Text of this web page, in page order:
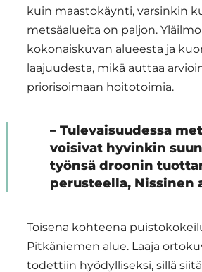
kuin maastokäynti, varsinkin
metsäalueita on paljon.
kokonaiskuvan alueesta ja
laajuudesta, mikä auttaa
priorisoimaan hoitotoimia.
– Tulevaisuudessa
voisivat hyvinkin
työnsä droonin
perusteella, Nissinen
Toisena kohteena
Pitkäniemen alue. Laaja
todettiin hyödylliseksi, sillä